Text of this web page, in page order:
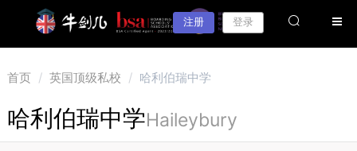
注册 登录
首页 / 英国顶级私校 / 哈利伯瑞中学
哈利伯瑞中学Haileybury